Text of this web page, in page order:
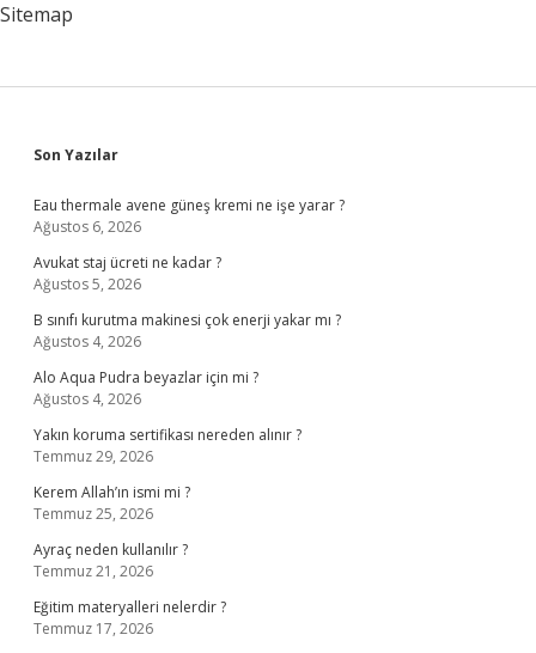
Sitemap
Sidebar
Son Yazılar
Eau thermale avene güneş kremi ne işe yarar ?
Ağustos 6, 2026
Avukat staj ücreti ne kadar ?
Ağustos 5, 2026
B sınıfı kurutma makinesi çok enerji yakar mı ?
Ağustos 4, 2026
Alo Aqua Pudra beyazlar için mi ?
Ağustos 4, 2026
Yakın koruma sertifikası nereden alınır ?
Temmuz 29, 2026
Kerem Allah’ın ismi mi ?
Temmuz 25, 2026
Ayraç neden kullanılır ?
Temmuz 21, 2026
Eğitim materyalleri nelerdir ?
Temmuz 17, 2026